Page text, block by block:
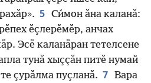
5 Си́мон ӑна каланӑ:
ӗҫлерӗмӗр, анчах
Эсӗ каланӑран тетелсене
тунӑ хыҫҫӑн питӗ нумай
ҫурӑлма пуҫланӑ. 7 Вара